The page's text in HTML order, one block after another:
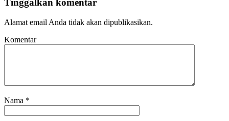
Tinggalkan komentar
Alamat email Anda tidak akan dipublikasikan.
Komentar
Nama *